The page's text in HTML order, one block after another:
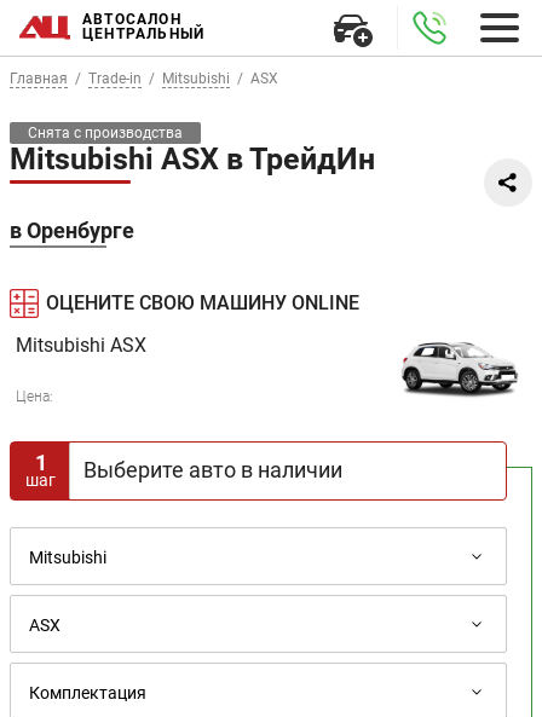
АВТОСАЛОН
ЦЕНТРАЛЬНЫЙ
Главная Trade-in Mitsubishi ASX
Снята с производства
Mitsubishi ASX в ТрейдИн
в Оренбурге
ОЦЕНИТЕ СВОЮ МАШИНУ ONLINE
1
шаг Выберите авто в наличии
Mitsubishi ASX
Цена: